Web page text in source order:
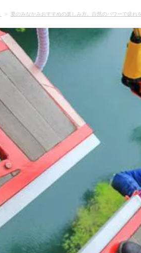
夏のみなかみおすすめの楽しみ方。自然のパワーで疲れ